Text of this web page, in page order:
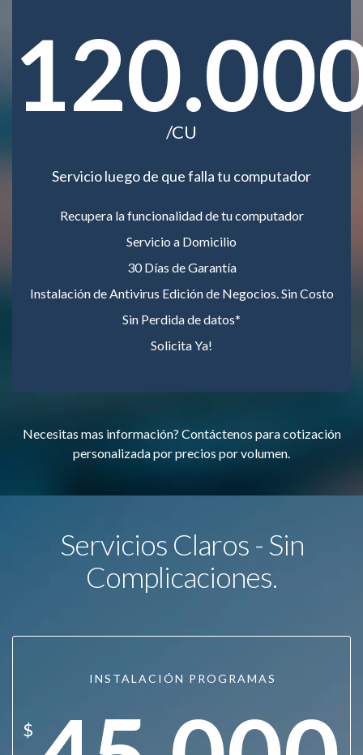
/CU
Servicio luego de que falla tu computador
Recupera la funcionalidad de tu computador
Servicio a Domicilio
30 Días de Garantía
Instalación de Antivirus Edición de Negocios. Sin Costo
Sin Perdida de datos*
Solicita Ya!
Necesitas mas información? Contáctenos para cotización
personalizada por precios por volumen.
Servicios Claros - Sin
Complicaciones.
INSTALACIÓN PROGRAMAS
$